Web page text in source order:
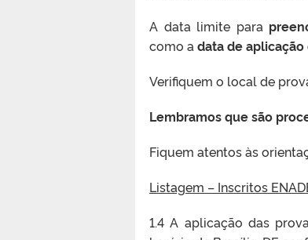
A data limite para
como a data de
Verifiquem o local de
Lembramos que são
Fiquem atentos às
Listagem – Inscritos
1.4 A aplicação das